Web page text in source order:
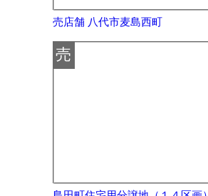
売店舗 八代市麦島西町
売